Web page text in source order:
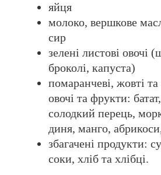
яйця
молоко, вершкове
сир
зелені листові овочі
броколі, капуста)
помаранчеві, жовті та
овочі та фрукти:
солодкий перець,
диня, манго,
збагачені продукти:
соки, хліб та хлібці.